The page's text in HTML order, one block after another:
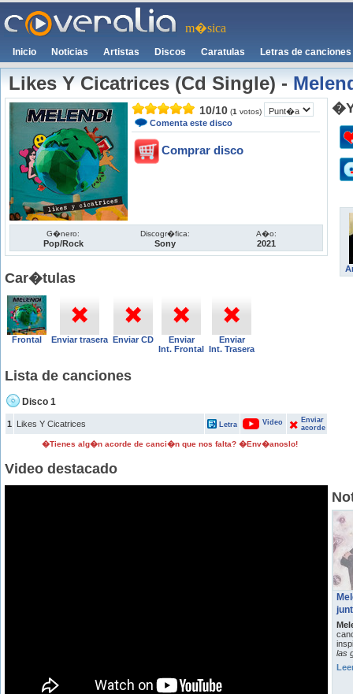
m�sica
Inicio Noticias Artistas Discos Caratulas Letras de canciones
Likes Y Cicatrices (Cd Single)-
10/10 (1 votos)
Comenta este disco
Comprar disco
G�nero:
Pop/Rock
Discogr�fica:
Sony
A�o:
2021
Car�tulas
Frontal Enviar trasera Enviar CD
Enviar
Int. Frontal
Enviar
Int. Trasera
Lista de canciones
Disco 1
1 Likes Y Cicatrices Letra Video
Enviar
acorde
�Tienes alg�n acorde de canci�n que nos falta? �Env�anoslo!
Video destacado
las